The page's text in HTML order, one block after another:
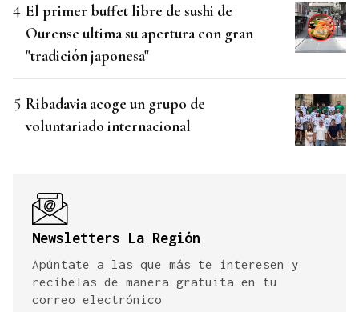
El primer buffet libre de sushi de
Ourense ultima su apertura con gran
"tradición japonesa"
Ribadavia acoge un grupo de
voluntariado internacional
Newsletters La Región
Apúntate a las que más te interesen y
recíbelas de manera gratuita en tu
correo electrónico